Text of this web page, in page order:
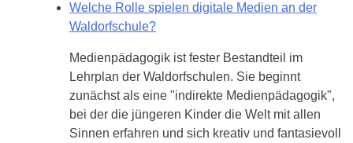
Welche Rolle spielen digitale Medien an der
Waldorfschule?
Medienpädagogik ist fester Bestandteil im
Lehrplan der Waldorfschulen. Sie beginnt
zunächst als eine "indirekte Medienpädagogik",
bei der die jüngeren Kinder die Welt mit allen
Sinnen erfahren und sich kreativ und fantasievoll